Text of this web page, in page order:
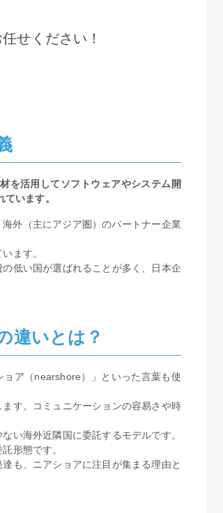
せください！
を活用してソフトウェアやシステム開
ています。
外（主にアジア圏）のパートナー企業
ます。
低い国が選ばれることが多く、日本企
違いとは？
ア（nearshore）」といった言葉も使
す。コミュニケーションの容易さや時
い海外近隣国に委託するモデルです。
形態です。
も、ニアショアに注目が集まる理由と